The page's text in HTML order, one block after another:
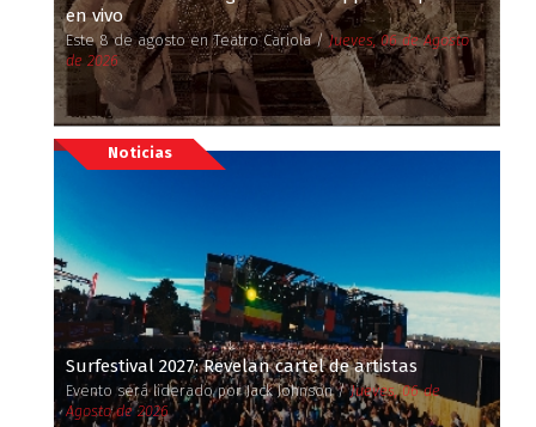
en vivo
Este 8 de agosto en Teatro Cariola /Jueves, 06 de Agosto
de 2026
Noticias
Surfestival 2027: Revelan cartel de artistas
Evento será liderado por Jack Johnson /Jueves, 06 de
Agosto de 2026